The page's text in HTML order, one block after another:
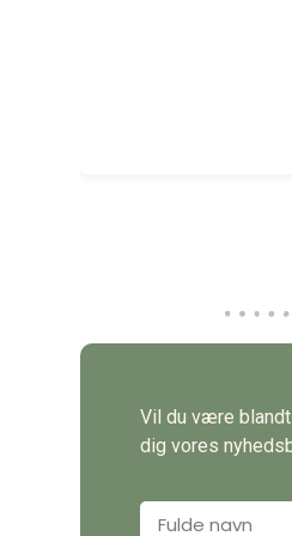
Vil du være
dig vores